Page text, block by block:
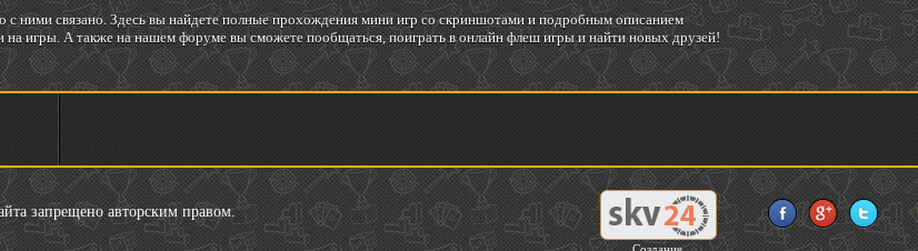
с ними связано. Здесь вы найдете полные прохождения мини игр со скриншотами и подробным описанием
игры. А также на нашем форуме вы сможете пообщаться, поиграть в онлайн флеш игры и найти новых друзей!
запрещено авторским правом.